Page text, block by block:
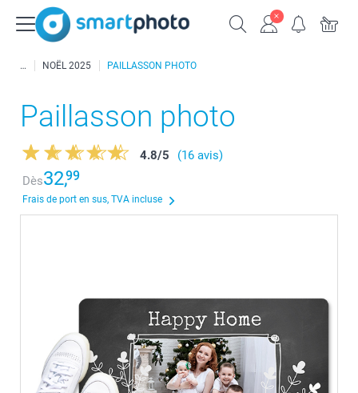
NOËL 2025 PAILLASSON PHOTO
Paillasson photo
4.8/5
(16 avis)
Dès32,99
Frais de port en sus, TVA incluse